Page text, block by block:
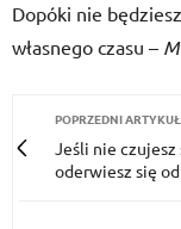
Dopóki nie
własnego czasu –
POPRZEDNI ARTYKUŁ
Jeśli nie czujesz
oderwiesz się